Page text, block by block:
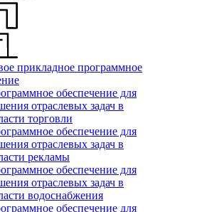
прикладное программное
обеспечение для
отраслевых задач в
торговли
обеспечение для
отраслевых задач в
рекламы
обеспечение для
отраслевых задач в
водоснабжения
обеспечение для